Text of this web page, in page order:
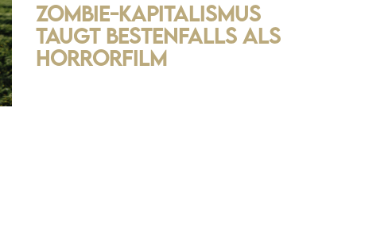
Zombie-Kapitalismus
taugt bestenfalls als
Horrorfilm